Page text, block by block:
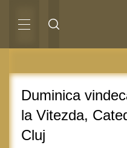
conținutMENIU
Duminica
la Vitezda,
Cluj